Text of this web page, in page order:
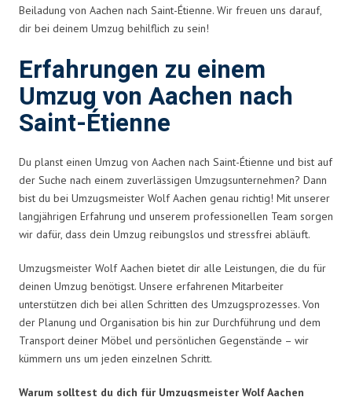
Beiladung von Aachen nach Saint-Étienne. Wir freuen uns darauf,
dir bei deinem Umzug behilflich zu sein!
Erfahrungen zu einem
Umzug von Aachen nach
Saint-Étienne
Du planst einen Umzug von Aachen nach Saint-Étienne und bist auf
der Suche nach einem zuverlässigen Umzugsunternehmen? Dann
bist du bei Umzugsmeister Wolf Aachen genau richtig! Mit unserer
langjährigen Erfahrung und unserem professionellen Team sorgen
wir dafür, dass dein Umzug reibungslos und stressfrei abläuft.
Umzugsmeister Wolf Aachen bietet dir alle Leistungen, die du für
deinen Umzug benötigst. Unsere erfahrenen Mitarbeiter
unterstützen dich bei allen Schritten des Umzugsprozesses. Von
der Planung und Organisation bis hin zur Durchführung und dem
Transport deiner Möbel und persönlichen Gegenstände – wir
kümmern uns um jeden einzelnen Schritt.
Warum solltest du dich für Umzugsmeister Wolf Aachen